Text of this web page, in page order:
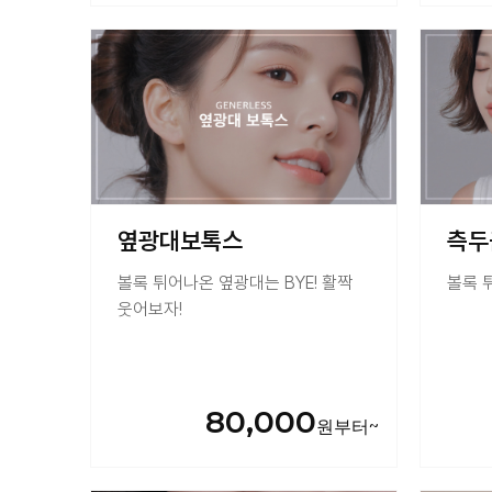
옆광대보톡스
볼록 튀어나온 옆광대는 BYE! 활짝
웃어보자!
80,000
측
볼록